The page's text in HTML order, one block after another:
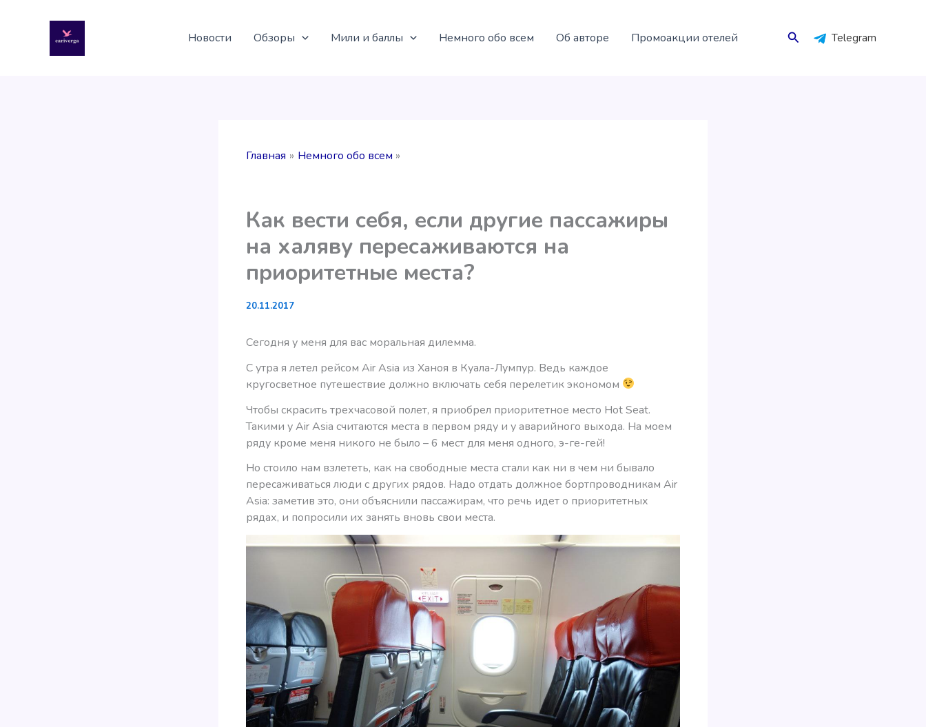
содержимому
Новости Обзоры Мили и баллы Немного обо всем Об авторе Промоакции отелей Поиск Telegram
Главная Немного обо всем
Как вести себя, если другие пассажиры
на халяву пересаживаются на
приоритетные места?
20.11.2017
Сегодня у меня для вас моральная дилемма.
С утра я летел рейсом Air Asia из Ханоя в Куала-Лумпур. Ведь каждое
кругосветное путешествие должно включать себя перелетик экономом
Чтобы скрасить трехчасовой полет, я приобрел приоритетное место Hot Seat.
Такими у Air Asia считаются места в первом ряду и у аварийного выхода. На моем
ряду кроме меня никого не было – 6 мест для меня одного, э-ге-гей!
Но стоило нам взлететь, как на свободные места стали как ни в чем ни бывало
пересаживаться люди с других рядов. Надо отдать должное бортпроводникам Air
Asia: заметив это, они объяснили пассажирам, что речь идет о приоритетных
рядах, и попросили их занять вновь свои места.